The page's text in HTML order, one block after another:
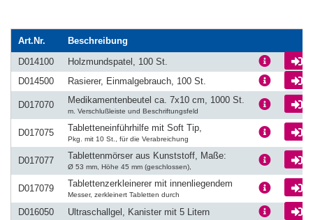
Art.Nr.
Beschreibung
D014100
Holzmundspatel, 100 St.
D014500 Rasierer, Einmalgebrauch, 100 St.
D017070 Medikamentenbeutel ca. 7x10 cm, 1000 St.
m. Verschlußleiste und Beschriftungsfeld
D017075 Tabletteneinführhilfe mit Soft Tip,
Pkg. mit 10 St., für die Verabreichung
D017077 Tablettenmörser aus Kunststoff, Maße:
Ø 53 mm, Höhe 45 mm (geschlossen),
D017079 Tablettenzerkleinerer mit innenliegendem
Messer, zerkleinert Tabletten durch
D016050 Ultraschallgel, Kanister mit 5 Litern